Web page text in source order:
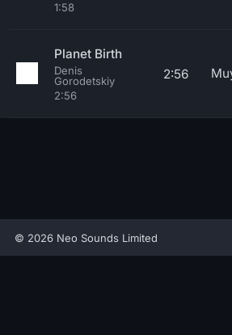
1:58
Planet Birth
Denis
Gorodetskiy
2:56
2:56
© 2026 Neo Sounds Limited